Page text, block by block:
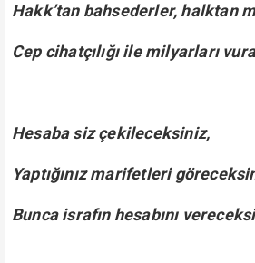
Hakk’tan bahsederler, halktan
Cep cihatçılığı ile milyarları
Hesaba siz çekileceksiniz,
Yaptığınız marifetleri
Bunca israfın hesabını